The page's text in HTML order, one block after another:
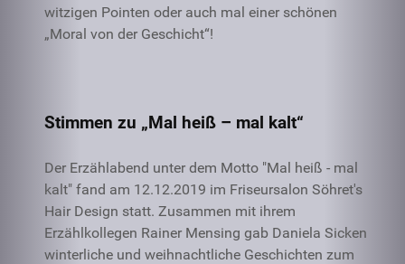
witzigen Pointen oder auch mal einer schönen
„Moral von der Geschicht“!
Stimmen zu „Mal heiß – mal kalt“
Der Erzählabend unter dem Motto "Mal heiß - mal
kalt" fand am 12.12.2019 im Friseursalon Söhret's
Hair Design statt. Zusammen mit ihrem
Erzählkollegen Rainer Mensing gab Daniela Sicken
winterliche und weihnachtliche Geschichten zum